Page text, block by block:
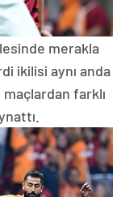
merakla
ikilisi aynı anda
maçlardan farklı